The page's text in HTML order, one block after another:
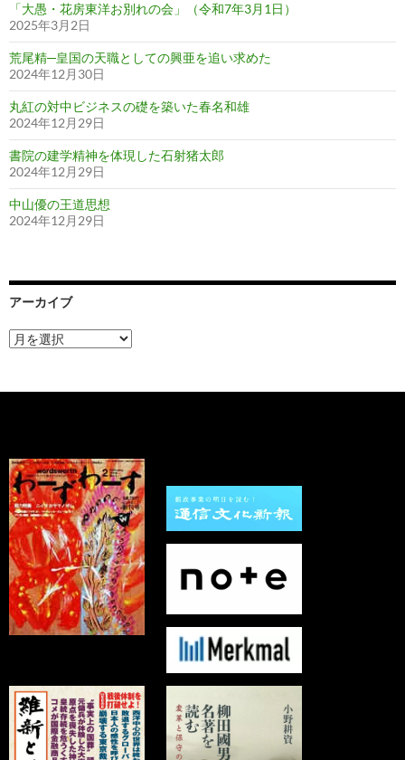
「大愚・花房東洋お別れの会」（令和7年3月1日）
2025年3月2日
荒尾精─皇国の天職としての興亜を追い求めた
2024年12月30日
丸紅の対中ビジネスの礎を築いた春名和雄
2024年12月29日
書院の建学精神を体現した石射猪太郎
2024年12月29日
中山優の王道思想
2024年12月29日
アーカイブ
ア
ー